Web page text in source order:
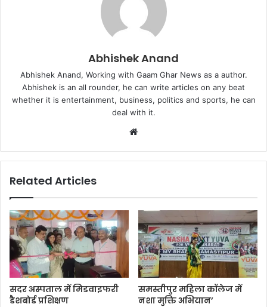
Abhishek Anand
Abhishek Anand, Working with Gaam Ghar News as a author.
Abhishek is an all rounder, he can write articles on any beat
whether it is entertainment, business, politics and sports, he can
deal with it.
Website
Related Articles
सदर अस्पताल में मिडवाइफरी
डैशबोर्ड प्रशिक्षण
समस्तीपुर महिला कॉलेज में
नशा मुक्ति अभियान’